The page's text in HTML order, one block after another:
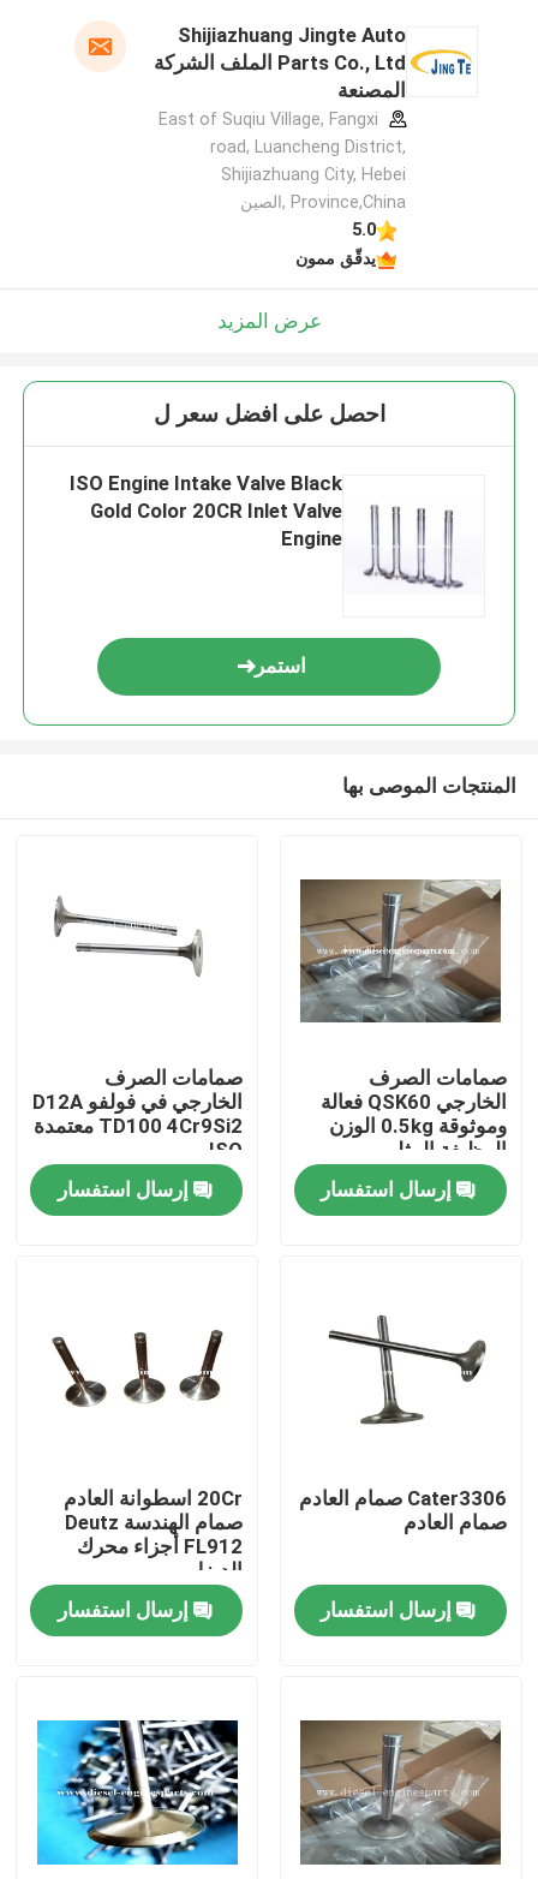
منزل
أشرطة فيديو
عرض الواقع الافتراضي
حول بنا
ضبط الجودة
طلب اقتباس
أجزاء محرك الديزل
Shijiazhuang Jingte Auto
Parts Co., Ltd الملف الشركة
المصنعة
East of Suqiu Village, Fangxi
road, Luancheng District,
Shijiazhuang City, Hebei
Province,China ,الصين
5.0
يدقّق ممون
عرض المزيد
احصل على افضل سعر ل
ISO Engine Intake Valve Black
Gold Color 20CR Inlet Valve
Engine
استمر
المنتجات الموصى بها
صمامات الصرف
الخارجي QSK60 فعالة
وموثوقة 0.5kg الوزن
الوظيفة المثلى
إرسال استفسار
صمامات الصرف
الخارجي في فولفو D12A
TD100 4Cr9Si2 معتمدة
ISO
إرسال استفسار
Cater3306 صمام العادم
صمام العادم
إرسال استفسار
20Cr اسطوانة العادم
صمام الهندسة Deutz
FL912 أجزاء محرك
الديزل
إرسال استفسار